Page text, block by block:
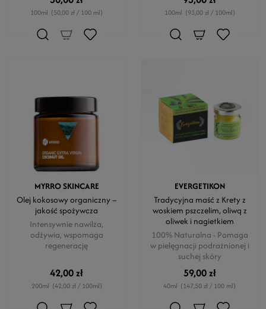
100ml (50,00 zł / 100 ml) 100ml (93,00 zł / 100ml)
MYRRO SKINCARE
Olej kokosowy organiczny –
jakość spożywcza
Intensywnie nawilża,
odżywia, wspomaga
regenerację
42,00 zł
200ml (42,00 zł / 100ml)
EVERGETIKON
Tradycyjna maść z Krety z
woskiem pszczelim, oliwą z
oliwek i nagietkiem
100% Naturalna - Pomaga
w pielęgnacji podrażnionej i
suchej skóry
59,00 zł
40ml (147,50 zł / 100 ml)